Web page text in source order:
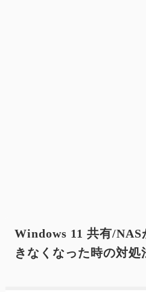
Windows 11 共有/
きなくなった時の対処